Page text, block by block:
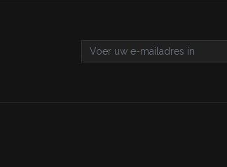
Email address